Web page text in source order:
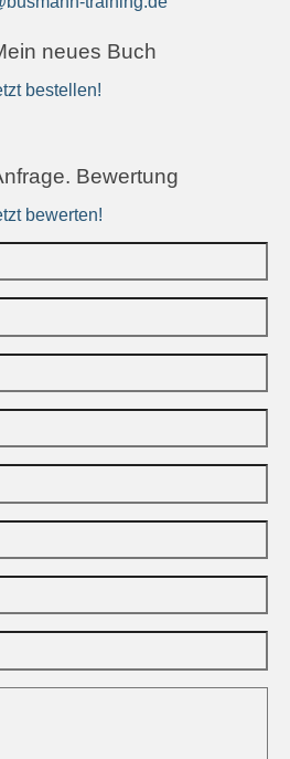
neues Buch
bestellen!
Bewertung
bewerten!